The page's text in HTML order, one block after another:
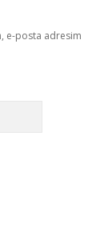
e-posta adresim